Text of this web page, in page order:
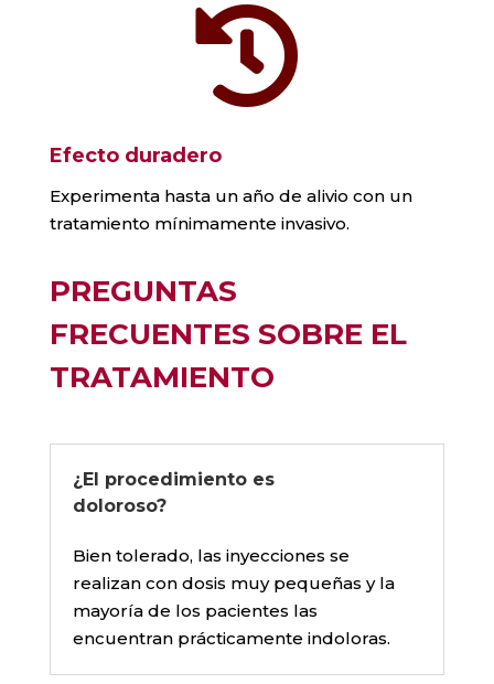

Efecto duradero
Experimenta hasta un año de alivio con un
tratamiento mínimamente invasivo.
PREGUNTAS
FRECUENTES SOBRE EL
TRATAMIENTO
¿El procedimiento es
doloroso?
Bien tolerado, las inyecciones se
realizan con dosis muy pequeñas y la
mayoría de los pacientes las
encuentran prácticamente indoloras.